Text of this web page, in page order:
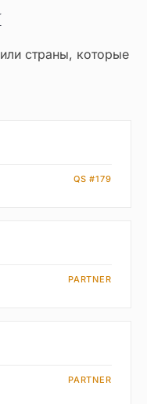
страны, которые
QS #179
PARTNER
PARTNER